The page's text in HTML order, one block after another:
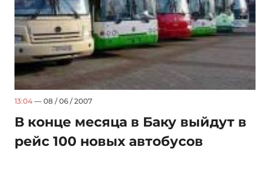
13:04 — 08 / 06 / 2007
В конце месяца в Баку выйдут в
рейс 100 новых автобусов